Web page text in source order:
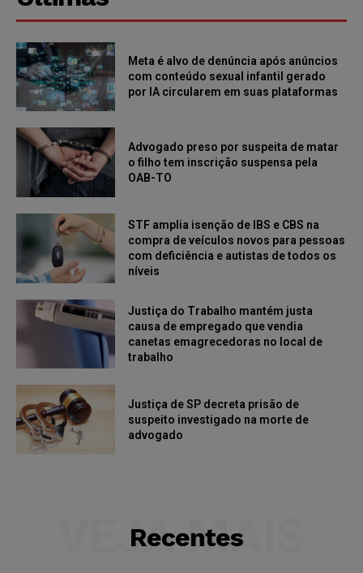
Meta é alvo de denúncia após anúncios
com conteúdo sexual infantil gerado
por IA circularem em suas plataformas
Advogado preso por suspeita de matar
o filho tem inscrição suspensa pela
OAB-TO
STF amplia isenção de IBS e CBS na
compra de veículos novos para pessoas
com deficiência e autistas de todos os
níveis
Justiça do Trabalho mantém justa
causa de empregado que vendia
canetas emagrecedoras no local de
trabalho
Justiça de SP decreta prisão de
suspeito investigado na morte de
advogado
Recentes
VEJA MAIS